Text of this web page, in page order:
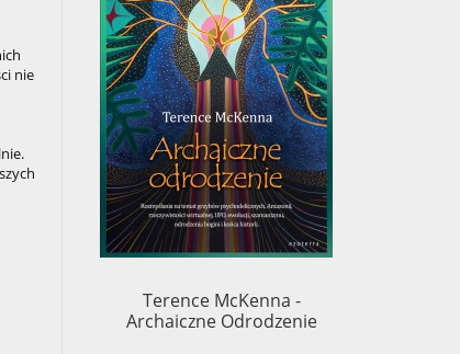
nie
Terence McKenna -
Archaiczne Odrodzenie